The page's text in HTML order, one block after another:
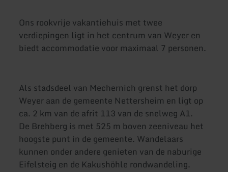
Ons rookvrije vakantiehuis met twee
verdiepingen ligt in het centrum van Weyer en
biedt accommodatie voor maximaal 7 personen.
Als stadsdeel van Mechernich grenst het dorp
Weyer aan de gemeente Nettersheim en ligt op
ca. 2 km van de afrit 113 van de snelweg A1.
De Brehberg is met 525 m boven zeeniveau het
hoogste punt in de gemeente. Wandelaars
kunnen onder andere genieten van de naburige
Eifelsteig en de Kakushöhle rondwandeling.